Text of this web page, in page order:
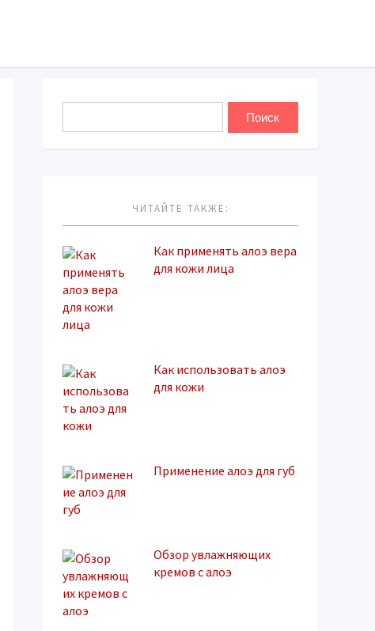
ЧИТАЙТЕ ТАКЖЕ:
Как применять алоэ вера
для кожи лица
Как использовать алоэ
для кожи
Применение алоэ для губ
Обзор увлажняющих
кремов с алоэ